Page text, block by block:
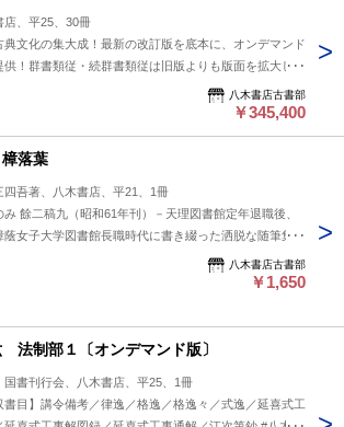
店、平25、30冊
典文化の集大成！最新の改訂版を底本に、オンデマンド
供！群書類従・続群書類従は旧版よりも版面を拡大し、
すくなりました。 #八木書店出版物/群書類従/翻刻資料
八木書店古書部
￥345,400
落葉
四吾著、八木書店、平21、1冊
み 餘二稿九（昭和61年刊）－天理図書館定年退職後、
蔭女子大学図書館長職時代に書き綴った洒脱な随筆集。
村三四吾著作集Ⅲ」に収録 #八木書店出版物/近世文学/
八木書店古書部
￥1,650
制部１〔オンデマンド版〕
書刊行会、八木書店、平25、1冊
書目】講令備考／律逸／格逸／格逸々／式逸／延喜式工